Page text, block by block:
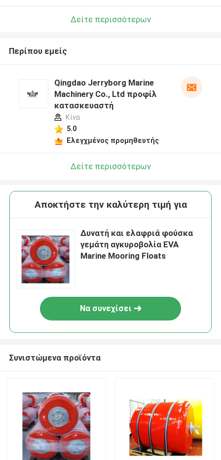
Δείτε περισσότερων
Περίπου εμείς
Qingdao Jerryborg Marine
Machinery Co., Ltd προφίλ
κατασκευαστή
Κίνα
5.0
Ελεγχμένος προμηθευτής
Δείτε περισσότερων
Αποκτήστε την καλύτερη τιμή για
Δυνατή και ελαφριά φούσκα
γεμάτη αγκυροβολία EVA
Marine Mooring Floats
Να συνεχίσει
Συνιστώμενα προϊόντα